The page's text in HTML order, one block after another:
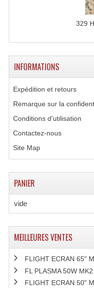
Projecteurs
Projecteurs
329
INFORMATIONS
Expédition et retours
Remarque sur la
Conditions d'utilisation
Contactez-nous
Site Map
PANIER
vide
MEILLEURES VENTES
FLIGHT ECRAN 65"
FL PLASMA 50W MK2
FLIGHT ECRAN 50"